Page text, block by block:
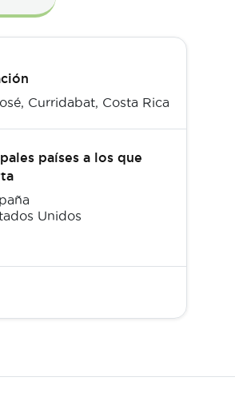
Curridabat, Costa Rica
países a los que
Unidos